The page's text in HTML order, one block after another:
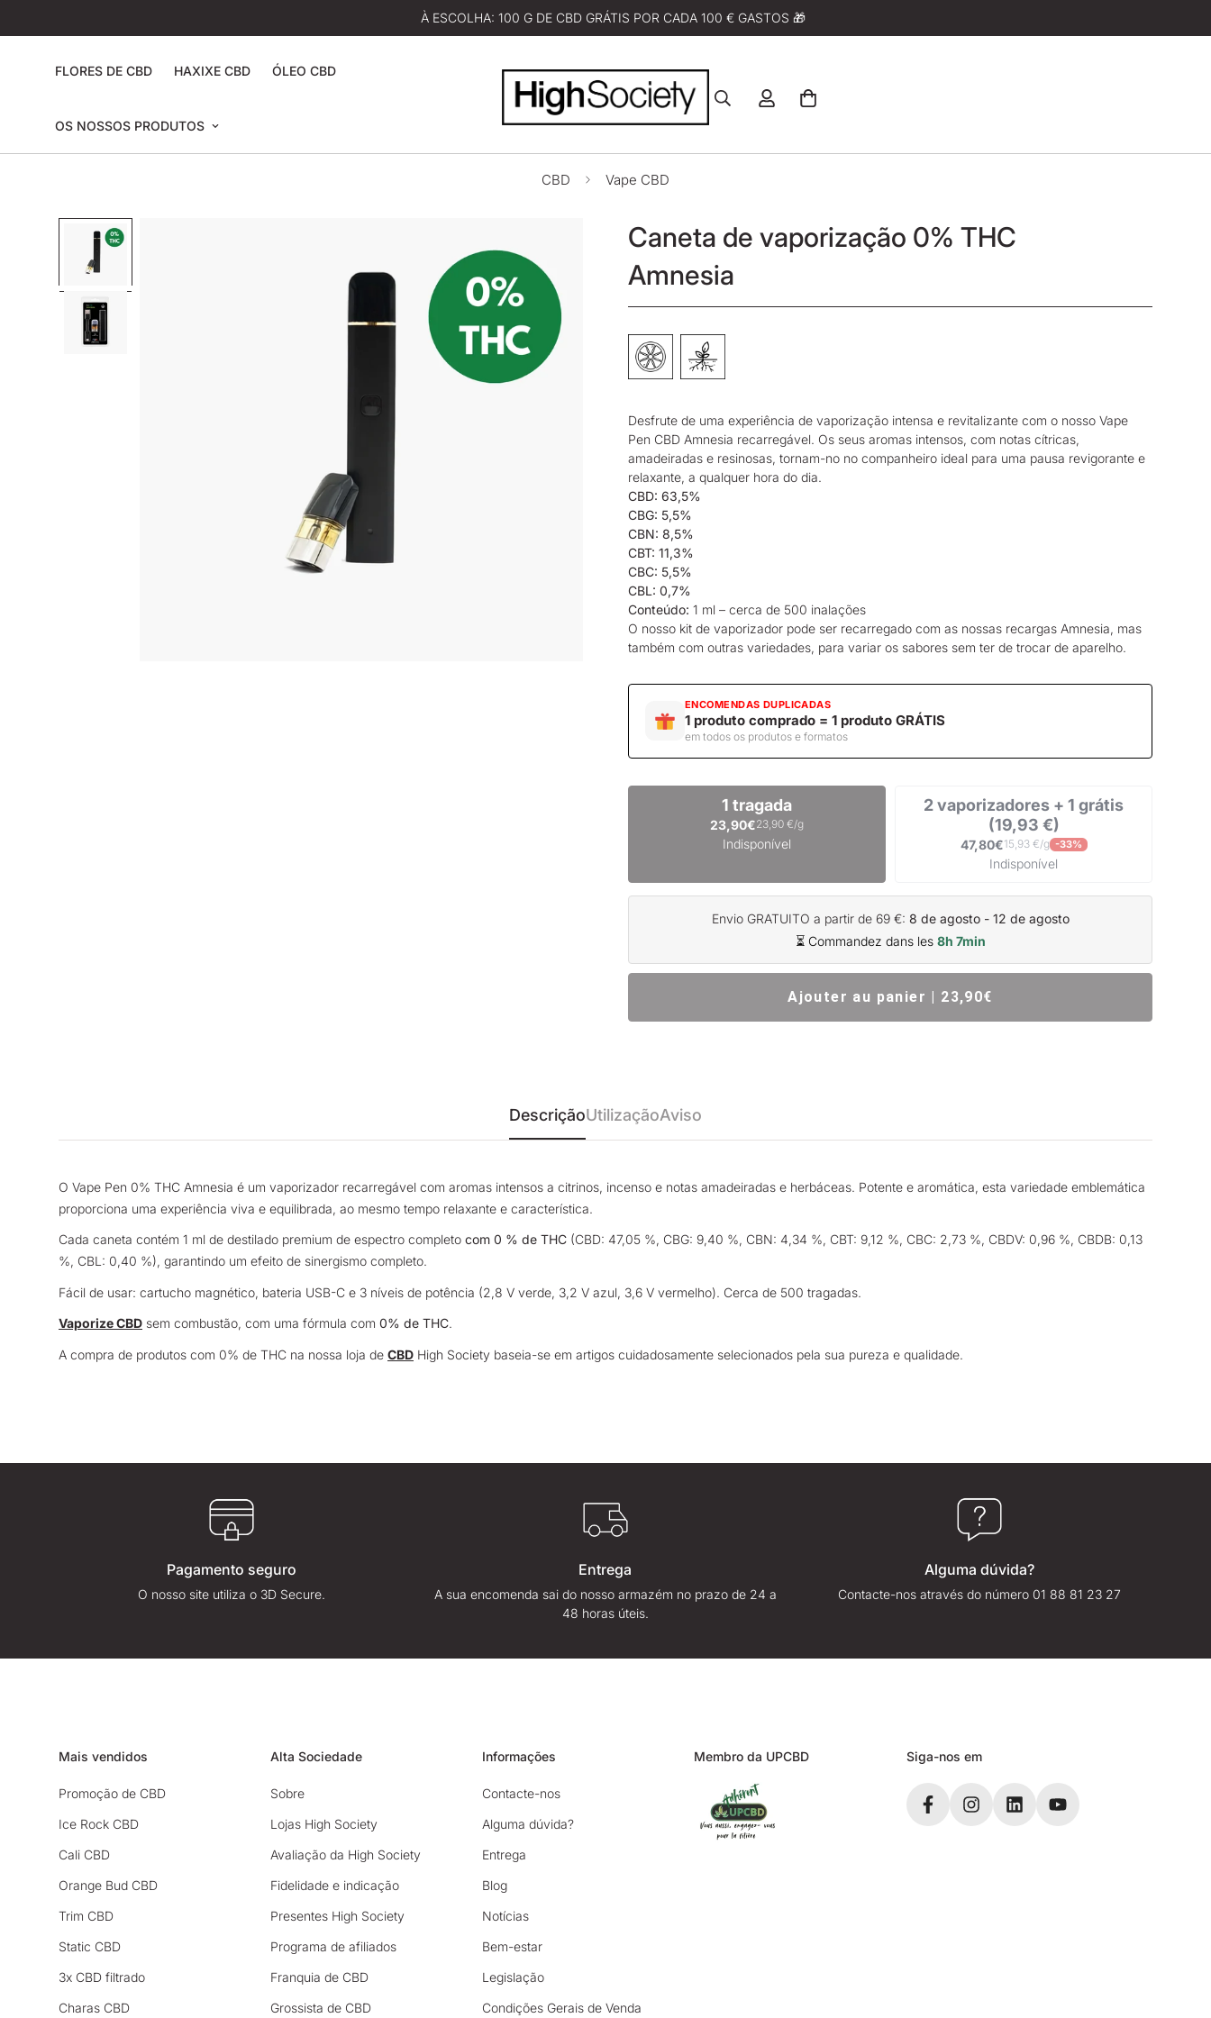
À ESCOLHA: 100 G DE CBD GRÁTIS POR CADA 100 € GASTOS 🎁
FLORES DE CBD HAXIXE CBD ÓLEO CBD
OS NOSSOS PRODUTOS
CBD Vape CBD
Caneta de vaporização 0% THC
Amnesia
Desfrute de uma experiência de vaporização intensa e revitalizante com o nosso Vape
Pen CBD Amnesia recarregável. Os seus aromas intensos, com notas cítricas,
amadeiradas e resinosas, tornam-no no companheiro ideal para uma pausa revigorante e
relaxante, a qualquer hora do dia.
CBD: 63,5%
CBG: 5,5%
CBN: 8,5%
CBT: 11,3%
CBC: 5,5%
CBL: 0,7%
Conteúdo: 1 ml – cerca de 500 inalações
O nosso kit de vaporizador pode ser recarregado com as nossas recargas Amnesia, mas
também com outras variedades, para variar os sabores sem ter de trocar de aparelho.
ENCOMENDAS DUPLICADAS
1 produto comprado = 1 produto GRÁTIS
em todos os produtos e formatos
1 tragada
23,90€23,90 €/g
Indisponível
2 vaporizadores + 1 grátis
(19,93 €)
47,80€15,93 €/g -33%
Indisponível
Envio GRATUITO a partir de 69 €: 8 de agosto - 12 de agosto
⏳ Commandez dans les 8h 7min
Ajouter au panier | 23,90€
DescriçãoUtilizaçãoAviso
O Vape Pen 0% THC Amnesia é um vaporizador recarregável com aromas intensos a citrinos, incenso e notas amadeiradas e herbáceas. Potente e aromática, esta variedade emblemática
proporciona uma experiência viva e equilibrada, ao mesmo tempo relaxante e característica.
Cada caneta contém 1 ml de destilado premium de espectro completo com 0 % de THC (CBD: 47,05 %, CBG: 9,40 %, CBN: 4,34 %, CBT: 9,12 %, CBC: 2,73 %, CBDV: 0,96 %, CBDB: 0,13
%, CBL: 0,40 %), garantindo um efeito de sinergismo completo.
Fácil de usar: cartucho magnético, bateria USB-C e 3 níveis de potência (2,8 V verde, 3,2 V azul, 3,6 V vermelho). Cerca de 500 tragadas.
Vaporize CBD sem combustão, com uma fórmula com 0% de THC.
A compra de produtos com 0% de THC na nossa loja de CBD High Society baseia-se em artigos cuidadosamente selecionados pela sua pureza e qualidade.
Pagamento seguro
O nosso site utiliza o 3D Secure.
Entrega
A sua encomenda sai do nosso armazém no prazo de 24 a
48 horas úteis.
Alguma dúvida?
Contacte-nos através do número 01 88 81 23 27
Mais vendidos
Promoção de CBD
Ice Rock CBD
Cali CBD
Orange Bud CBD
Trim CBD
Static CBD
3x CBD filtrado
Charas CBD
Alta Sociedade
Sobre
Lojas High Society
Avaliação da High Society
Fidelidade e indicação
Presentes High Society
Programa de afiliados
Franquia de CBD
Grossista de CBD
Informações
Contacte-nos
Alguma dúvida?
Entrega
Blog
Notícias
Bem-estar
Legislação
Condições Gerais de Venda
Membro da UPCBD Siga-nos em